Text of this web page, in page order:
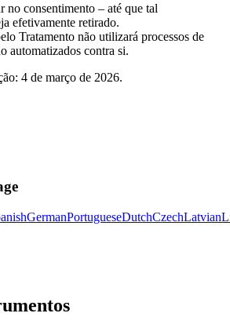
no consentimento – até que tal
efetivamente retirado.
Tratamento não utilizará processos de
automatizados contra si.
4 de março de 2026.
GermanPortugueseDutchCzechLatvian